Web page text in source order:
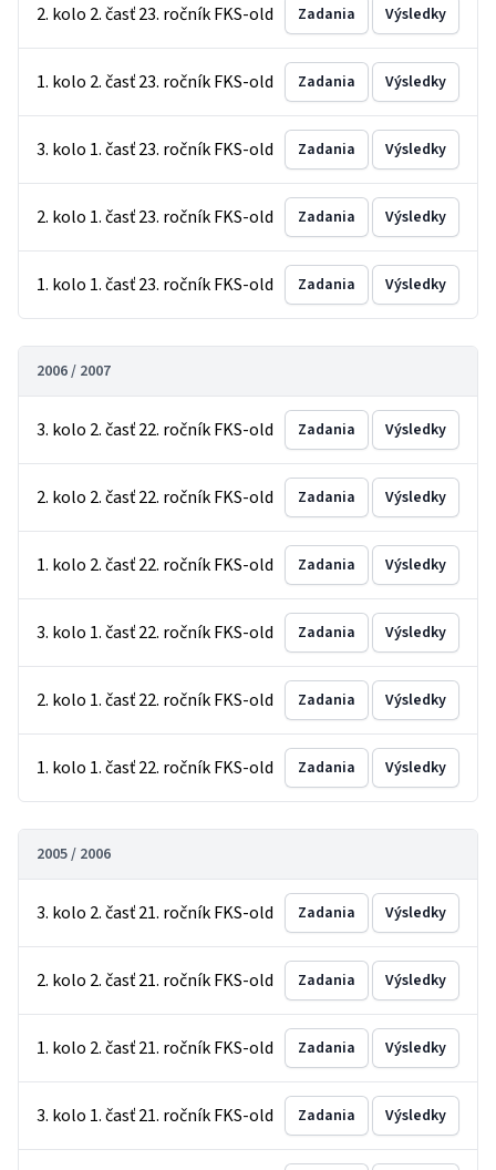
2. kolo 2. časť 23. ročník FKS-old Zadania Výsledky
1. kolo 2. časť 23. ročník FKS-old Zadania Výsledky
3. kolo 1. časť 23. ročník FKS-old Zadania Výsledky
2. kolo 1. časť 23. ročník FKS-old Zadania Výsledky
1. kolo 1. časť 23. ročník FKS-old Zadania Výsledky
2006 / 2007
3. kolo 2. časť 22. ročník FKS-old Zadania Výsledky
2. kolo 2. časť 22. ročník FKS-old Zadania Výsledky
1. kolo 2. časť 22. ročník FKS-old Zadania Výsledky
3. kolo 1. časť 22. ročník FKS-old Zadania Výsledky
2. kolo 1. časť 22. ročník FKS-old Zadania Výsledky
1. kolo 1. časť 22. ročník FKS-old Zadania Výsledky
2005 / 2006
3. kolo 2. časť 21. ročník FKS-old Zadania Výsledky
2. kolo 2. časť 21. ročník FKS-old Zadania Výsledky
1. kolo 2. časť 21. ročník FKS-old Zadania Výsledky
3. kolo 1. časť 21. ročník FKS-old Zadania Výsledky